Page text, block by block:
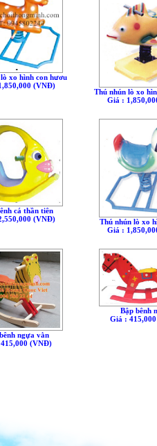
xo hình con hươu
(VNÐ)
Thú nhún lò xo
Giá :
cá thần tiên
(VNÐ)
Thú nhún lò xo
Giá :
ngựa vằn
(VNÐ)
Bập bênh
Giá :